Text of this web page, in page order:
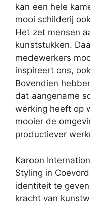
kan een hele
mooi schilderij
Het zet mensen
kunststukken.
medewerkers
inspireert ons,
Bovendien
dat aangename
werking heeft op
mooier de
productiever
Karoon
Styling in
identiteit te
kracht van